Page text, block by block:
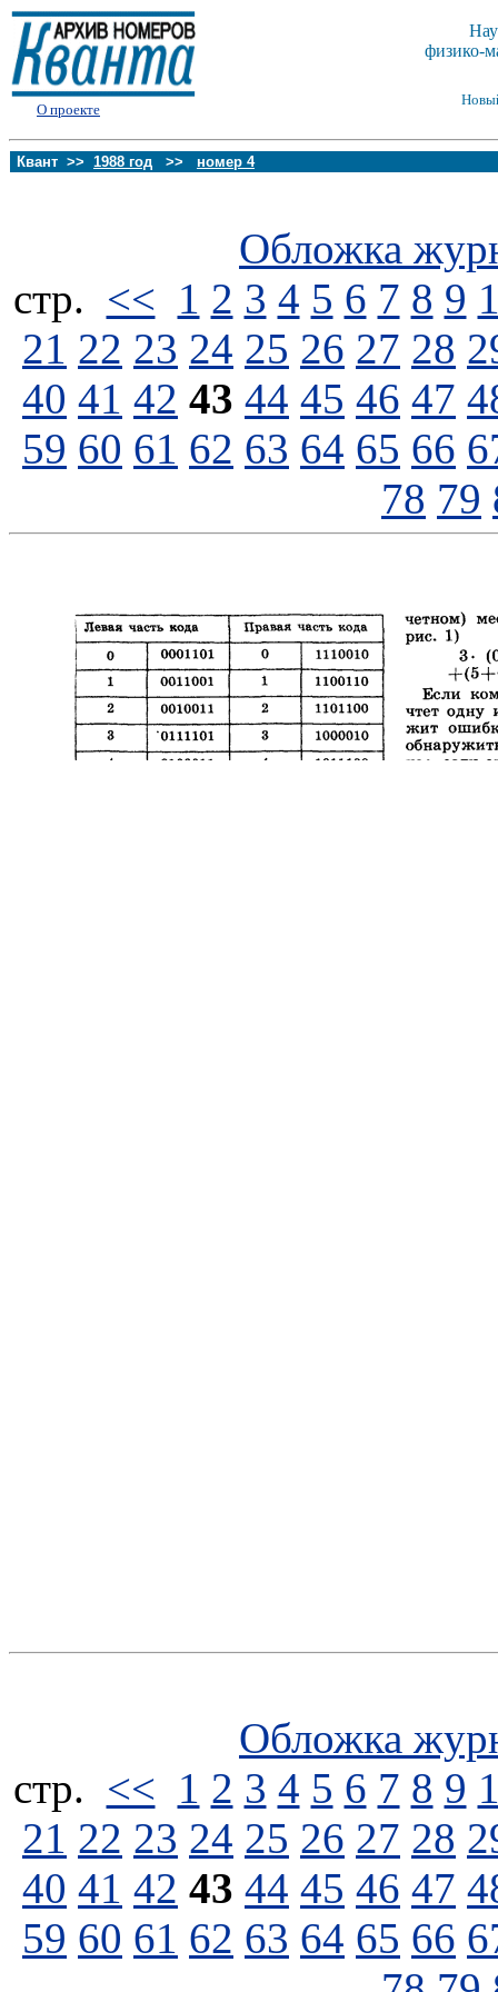
О проекте
физико-
Квант >> 1988 год >> номер 4
Обложка
стp. << 1 2 3 4 5 6 7 8 9
21 22 23 24 25 26 27 28
40 41 42 43 44 45 46 47
59 60 61 62 63 64 65 66
78 79
Обложка
стp. << 1 2 3 4 5 6 7 8 9
21 22 23 24 25 26 27 28
40 41 42 43 44 45 46 47
59 60 61 62 63 64 65 66